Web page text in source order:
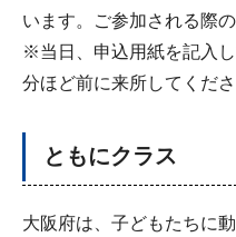
います。ご参加される際
※当日、申込用紙を記入
分ほど前に来所してくださ
ともにクラス
大阪府は、子どもたちに